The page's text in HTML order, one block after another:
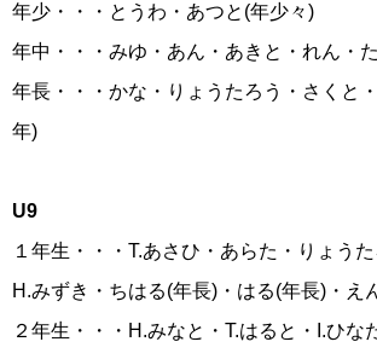
年少・・・とうわ・あつと(年少々)
年中・・・みゆ・あん・あきと・れん・
年長・・・かな・りょうたろう・さくと
年)
U9
１年生・・・T.あさひ・あらた・りょう
H.みずき・ちはる(年長)・はる(年長)・え
２年生・・・H.みなと・T.はると・I.ひな